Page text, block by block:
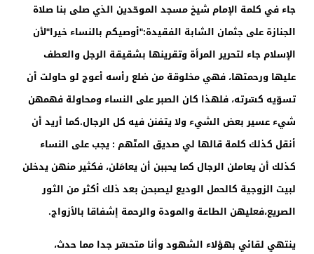
جاء في كلمة الإمام شيخ مسجد الموحّدين الذي صلى بنا صلاة
الجنازة على جثمان الشابة الفقيدة:"أوصيكم بالنساء خيرا"لأن
الإسلام جاء لتحرير المرأة وتقرينها بشقيقة الرجل والعطف
عليها ورحمتها، فهي مخلوقة من ضلع رأسه أعوج لو حاولت أن
تسوّيه كسّرته، فلهذا كان الصبر على النساء ومحاولة فهمهن
شيء عسير بعض الشيء ولا يتفنن فيه كل الرجال.كما أريد أن
أنقل كذلك كلمة قالها لي صديق المتّهم : يجب على النساء
كذلك أن يعاملن الرجال كما يحببن أن يعامَلن، فكثير منهن يدخلن
لبيت الزوجية كالحمل الوديع ليصبحن بعد ذلك أكثر من الثور
الصريع،فعليهن الطاعة والمودة والرحمة إشفاقا بالأزواج.
ينتهي لقائي بهؤلاء الشهود وأنا متحسّر جدا مما حدث،